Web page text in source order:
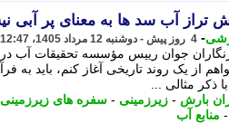
تراز آب سد ها به معنای پر آبی
- 4 روز پیش - دوشنبه 12 مرداد 1405، 12:47
از یک روند تاریخی آغاز کنم، باید به
ذکر مثالی ...
بارش - زیرزمینی - سفره های زیرزمینی
- منابع آب